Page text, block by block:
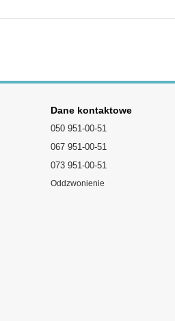
Dane kontaktowe
050 951-00-51
067 951-00-51
073 951-00-51
Oddzwonienie